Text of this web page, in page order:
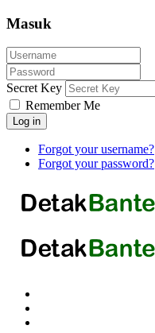
Masuk
Secret Key
Remember Me
Log in
Forgot your username?
Forgot your password?